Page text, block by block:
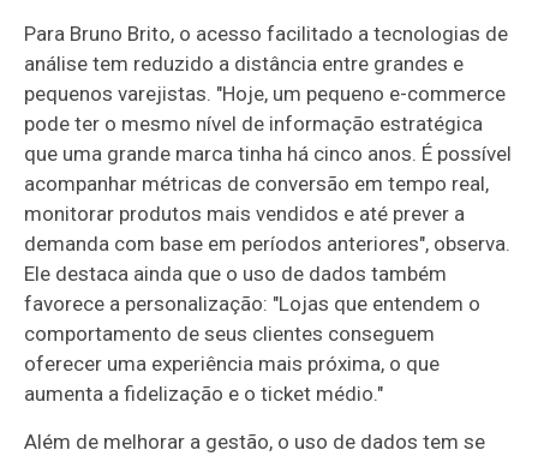
Para Bruno Brito, o acesso facilitado a tecnologias de
análise tem reduzido a distância entre grandes e
pequenos varejistas. "Hoje, um pequeno e-commerce
pode ter o mesmo nível de informação estratégica
que uma grande marca tinha há cinco anos. É possível
acompanhar métricas de conversão em tempo real,
monitorar produtos mais vendidos e até prever a
demanda com base em períodos anteriores", observa.
Ele destaca ainda que o uso de dados também
favorece a personalização: "Lojas que entendem o
comportamento de seus clientes conseguem
oferecer uma experiência mais próxima, o que
aumenta a fidelização e o ticket médio."
Além de melhorar a gestão, o uso de dados tem se